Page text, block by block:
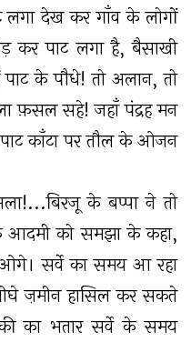
लगा देख कर गाँव के लोगों
कर पाट लगा है, बैसाखी
के पौधे! तो अलान, तो
फ़सल सहे! जहाँ पंद्रह मन
पाट काँटा पर तौल के ओजन
के बप्पा ने तो
आदमी को समझा के कहा,
सर्वे का समय आ रहा
ज़मीन हासिल कर सकते
का भतार सर्वे के समय